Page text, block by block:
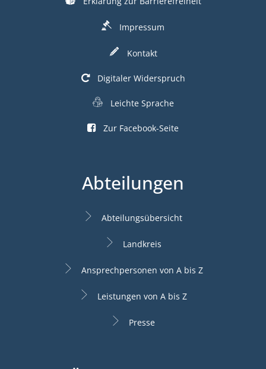
Impressum
Kontakt
Digitaler Widerspruch
Leichte Sprache
Zur Facebook-Seite
Abteilungen
Abteilungsübersicht
Landkreis
Ansprechpersonen von A bis Z
Leistungen von A bis Z
Presse